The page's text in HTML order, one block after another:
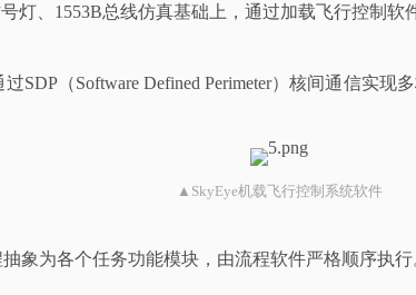
号灯、1553B总线仿真基础上，通过加载飞行控制
（Software Defined Perimeter）核间通信实
▲SkyEye机载飞行控制系统软件
象为各个任务功能模块，由流程软件严格顺序执行